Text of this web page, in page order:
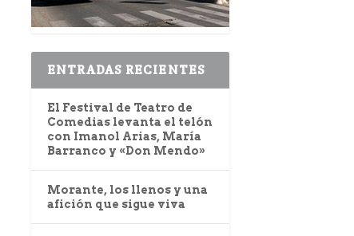
ENTRADAS RECIENTES
El Festival de Teatro de
Comedias levanta el telón
con Imanol Arias, María
Barranco y «Don Mendo»
Morante, los llenos y una
afición que sigue viva